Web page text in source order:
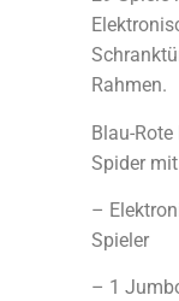
Rahmen.
Blau-
Spider
–
Spieler
– 1